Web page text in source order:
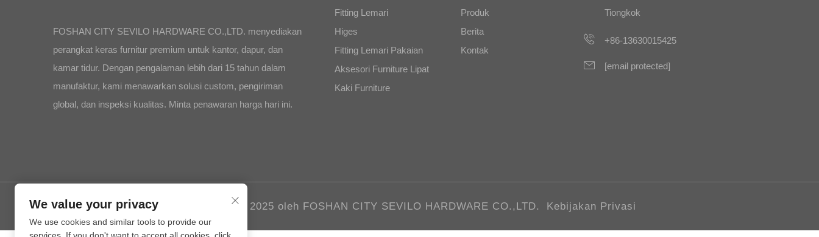
FOSHAN CITY SEVILO HARDWARE CO.,LTD. menyediakan
perangkat keras furnitur premium untuk kantor, dapur, dan
kamar tidur. Dengan pengalaman lebih dari 15 tahun dalam
manufaktur, kami menawarkan solusi custom, pengiriman
global, dan inspeksi kualitas. Minta penawaran harga hari ini.
Fitting Lemari
Higes
Fitting Lemari Pakaian
Aksesori Furniture Lipat
Kaki Furniture
Produk
Berita
Kontak
Tiongkok
+86-13630015425
[email protected]
Hak Cipta © 2025 oleh FOSHAN CITY SEVILO HARDWARE CO.,LTD. Kebijakan Privasi
We value your privacy
We use cookies and similar tools to provide our